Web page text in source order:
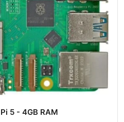
5 - 4GB RAM